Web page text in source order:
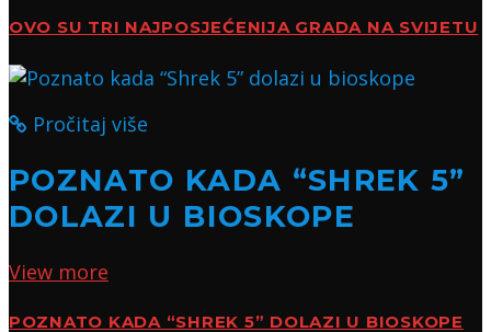
OVO SU TRI NAJPOSJEĆENIJA GRADA NA SVIJETU
Pročitaj više
POZNATO KADA “SHREK 5”
DOLAZI U BIOSKOPE
View more
POZNATO KADA “SHREK 5” DOLAZI U BIOSKOPE